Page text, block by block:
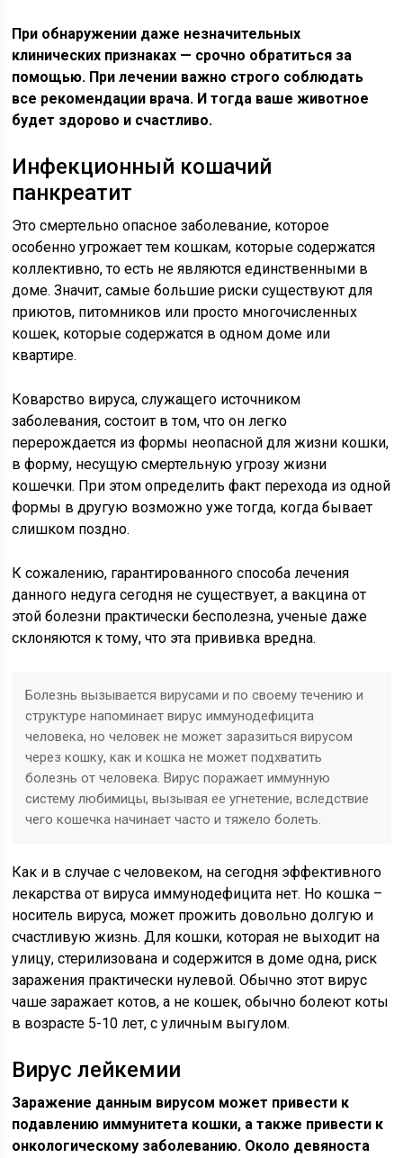
При обнаружении даже незначительных
клинических признаках — срочно обратиться за
помощью. При лечении важно строго соблюдать
все рекомендации врача. И тогда ваше животное
будет здорово и счастливо.
Инфекционный кошачий
панкреатит
Это смертельно опасное заболевание, которое
особенно угрожает тем кошкам, которые содержатся
коллективно, то есть не являются единственными в
доме. Значит, самые большие риски существуют для
приютов, питомников или просто многочисленных
кошек, которые содержатся в одном доме или
квартире.
Коварство вируса, служащего источником
заболевания, состоит в том, что он легко
перерождается из формы неопасной для жизни кошки,
в форму, несущую смертельную угрозу жизни
кошечки. При этом определить факт перехода из одной
формы в другую возможно уже тогда, когда бывает
слишком поздно.
К сожалению, гарантированного способа лечения
данного недуга сегодня не существует, а вакцина от
этой болезни практически бесполезна, ученые даже
склоняются к тому, что эта прививка вредна.
Болезнь вызывается вирусами и по своему течению и
структуре напоминает вирус иммунодефицита
человека, но человек не может заразиться вирусом
через кошку, как и кошка не может подхватить
болезнь от человека. Вирус поражает иммунную
систему любимицы, вызывая ее угнетение, вследствие
чего кошечка начинает часто и тяжело болеть.
Как и в случае с человеком, на сегодня эффективного
лекарства от вируса иммунодефицита нет. Но кошка –
носитель вируса, может прожить довольно долгую и
счастливую жизнь. Для кошки, которая не выходит на
улицу, стерилизована и содержится в доме одна, риск
заражения практически нулевой. Обычно этот вирус
чаше заражает котов, а не кошек, обычно болеют коты
в возрасте 5-10 лет, с уличным выгулом.
Вирус лейкемии
Заражение данным вирусом может привести к
подавлению иммунитета кошки, а также привести к
онкологическому заболеванию. Около девяноста